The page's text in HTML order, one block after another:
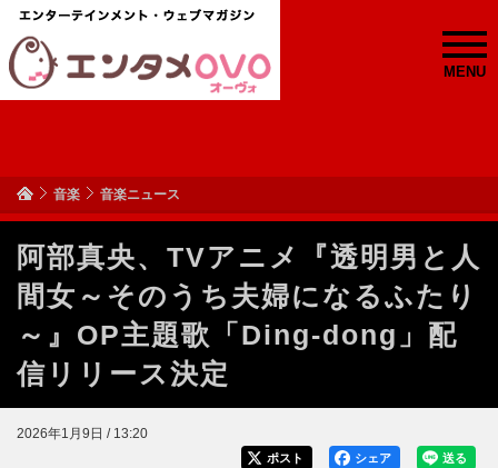
MENU
音楽 音楽ニュース
阿部真央、TVアニメ『透明男と人
間女～そのうち夫婦になるふたり
～』OP主題歌「Ding-dong」配
信リリース決定
2026年1月9日 / 13:20
送る
シェア
ポスト